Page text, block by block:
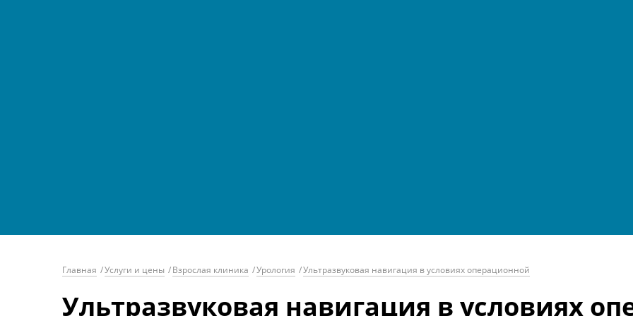
Главная /Услуги и цены /Взрослая клиника /Урология /Ультразвуковая навигация в условиях операционной
Ультразвуковая навигация в условиях